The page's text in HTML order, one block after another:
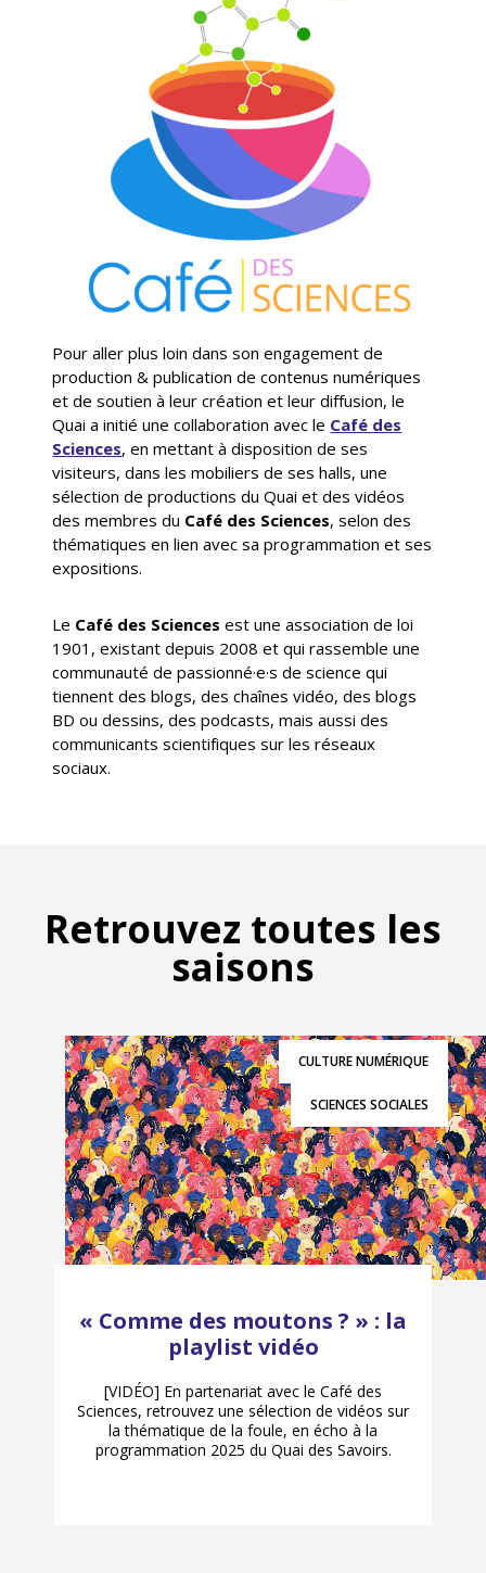
Pour aller plus loin dans son engagement de
production & publication de contenus numériques
et de soutien à leur création et leur diffusion, le
Quai a initié une collaboration avec le Café des
Sciences, en mettant à disposition de ses
visiteurs, dans les mobiliers de ses halls, une
sélection de productions du Quai et des vidéos
des membres du Café des Sciences, selon des
thématiques en lien avec sa programmation et ses
expositions.
Le Café des Sciences est une association de loi
1901, existant depuis 2008 et qui rassemble une
communauté de passionné·e·s de science qui
tiennent des blogs, des chaînes vidéo, des blogs
BD ou dessins, des podcasts, mais aussi des
communicants scientifiques sur les réseaux
sociaux.
Retrouvez toutes les
saisons
CULTURE NUMÉRIQUE
SCIENCES SOCIALES
« Comme des moutons ? » : la
playlist vidéo
[VIDÉO] En partenariat avec le Café des
Sciences, retrouvez une sélection de vidéos sur
la thématique de la foule, en écho à la
programmation 2025 du Quai des Savoirs.